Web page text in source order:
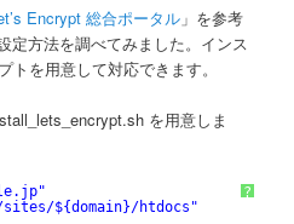
Encrypt 総合ポータル 」を参考
定方法を調べてみました。インス
トを用意して対応できます。
を用意しま
?
sites/${domain}/htdocs"